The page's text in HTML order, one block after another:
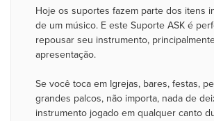
Hoje os suportes fazem parte dos itens
de um músico. E este Suporte ASK é
repousar seu instrumento,
apresentação.
Se você toca em Igrejas, bares, festas,
grandes palcos, não importa, nada de
instrumento jogado em qualquer canto